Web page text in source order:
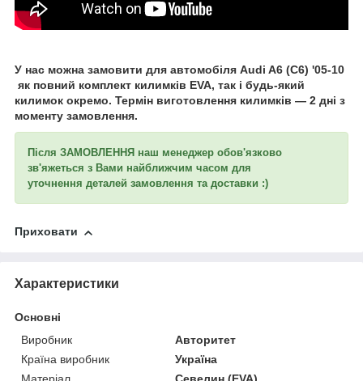
У нас можна замовити для автомобіля Audi A6 (C6) '05-10​​​
як повний комплект килимків EVA, так і будь-який
килимок окремо. Термін виготовлення килимків — 2 дні з
моменту замовлення.
Після ЗАМОВЛЕННЯ наш менеджер обов'язково
зв'яжеться з Вами найближчим часом для
уточнення деталей замовлення та доставки :)
Приховати
Характеристики
Основні
Виробник
Авторитет
Країна виробник
Україна